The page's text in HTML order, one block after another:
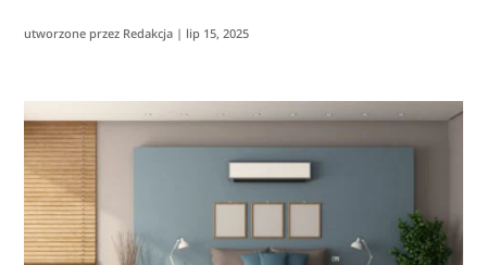
utworzone przez Redakcja | lip 15, 2025